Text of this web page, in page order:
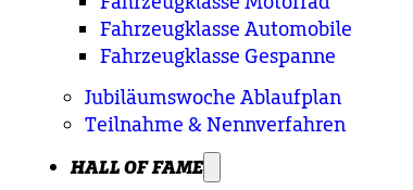
Fahrzeugklasse Automobile
Fahrzeugklasse Gespanne
Jubiläumswoche Ablaufplan
Teilnahme & Nennverfahren
HALL OF FAME